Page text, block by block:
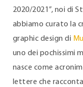
2020/2021”, noi di
abbiamo curato la
graphic design di
uno dei pochissimi
nasce come
lettere che